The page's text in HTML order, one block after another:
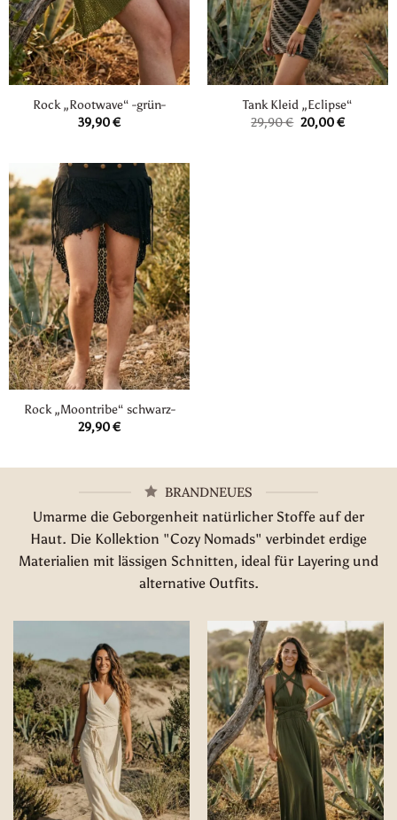
Rock „Rootwave“ -grün-
39,90€
Tank Kleid „Eclipse“
29,90€ Ursprünglicher
Preis
20,00€Aktueller
Rock „Moontribe“ schwarz-
29,90€
BRANDNEUES
Umarme die Geborgenheit natürlicher Stoffe auf der
Haut. Die Kollektion "Cozy Nomads" verbindet erdige
Materialien mit lässigen Schnitten, ideal für Layering und
alternative Outfits.